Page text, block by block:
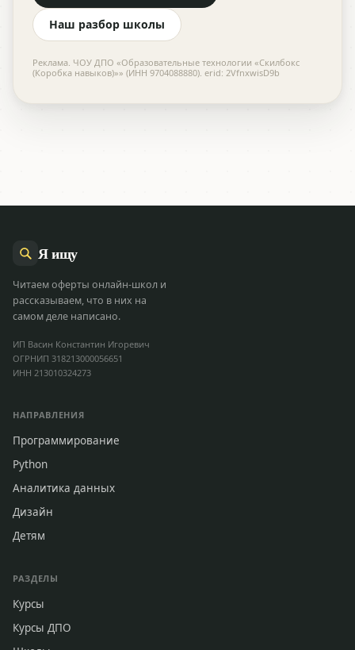
Наш разбор школы
Реклама. ЧОУ ДПО «Образовательные технологии «Скилбокс
(Коробка навыков)»» (ИНН 9704088880). erid: 2VfnxwisD9b
Яищу
Читаем оферты онлайн-школ и
рассказываем, что в них на
самом деле написано.
ИП Васин Константин Игоревич
ОГРНИП 318213000056651
ИНН 213010324273
НАПРАВЛЕНИЯ
Программирование
Python
Аналитика данных
Дизайн
Детям
РАЗДЕЛЫ
Курсы
Курсы ДПО